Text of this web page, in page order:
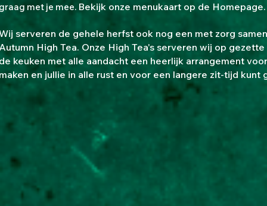
met je mee. Bekijk onze menukaart op de Homepage.
serveren de gehele herfst ook nog een met zorg
High Tea. Onze High Tea's serveren wij op
keuken met alle aandacht een heerlijk arrangement
en jullie in alle rust en voor een langere zit-tijd kunt